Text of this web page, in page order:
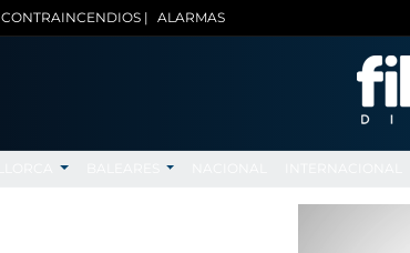
CONTRAINCENDIOS | ALARMAS